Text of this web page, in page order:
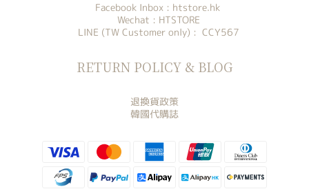
Facebook Inbox : htstore.hk
Wechat : HTSTORE
LINE (TW Customer only) : CCY567
RETURN POLICY & BLOG
退換貨政策
韓國代購誌